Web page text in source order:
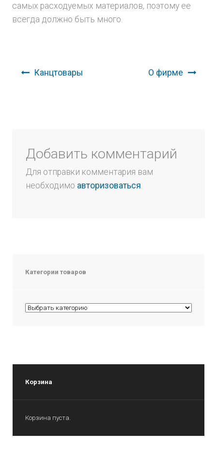
самых расходуемых материалов, поэтому ее
всегда должно быть много.
Навигация по записям
Канцтовары О фирме
Добавить комментарий
Для отправки комментария вам
необходимо авторизоваться.
Категории товаров
Корзина
Корзина пуста.